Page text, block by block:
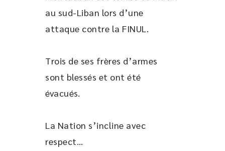
au sud-Liban lors d’une
attaque contre la FINUL.
Trois de ses frères d’armes
sont blessés et ont été
évacués.
La Nation s’incline avec
respect…